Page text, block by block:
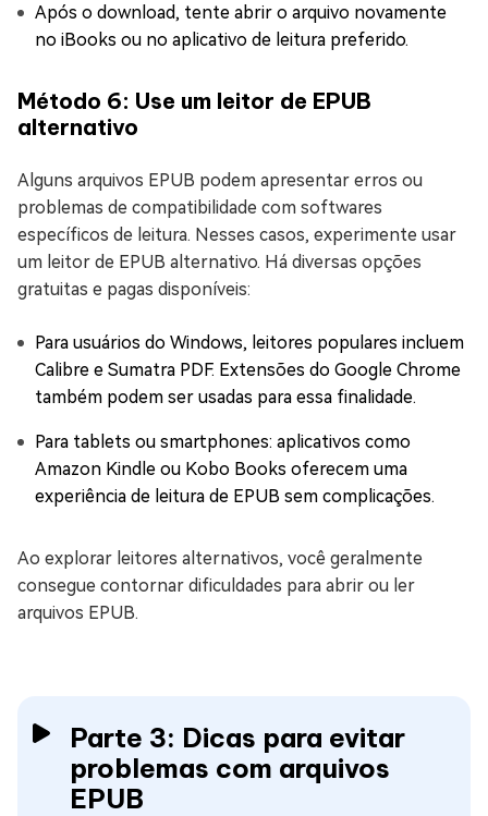
Após o download, tente abrir o arquivo novamente
no iBooks ou no aplicativo de leitura preferido.
Método 6: Use um leitor de EPUB
alternativo
Alguns arquivos EPUB podem apresentar erros ou
problemas de compatibilidade com softwares
específicos de leitura. Nesses casos, experimente usar
um leitor de EPUB alternativo. Há diversas opções
gratuitas e pagas disponíveis:
Para usuários do Windows, leitores populares incluem
Calibre e Sumatra PDF. Extensões do Google Chrome
também podem ser usadas para essa finalidade.
Para tablets ou smartphones: aplicativos como
Amazon Kindle ou Kobo Books oferecem uma
experiência de leitura de EPUB sem complicações.
Ao explorar leitores alternativos, você geralmente
consegue contornar dificuldades para abrir ou ler
arquivos EPUB.
Parte 3: Dicas para evitar
problemas com arquivos
EPUB